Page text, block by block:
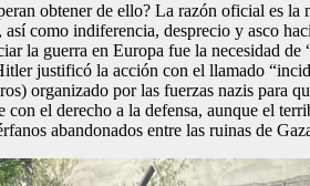
obtener de ello? La razón oficial es
como indiferencia, desprecio y asco
la guerra en Europa fue la necesidad de
justificó la acción con el llamado
organizado por las fuerzas nazis para
el derecho a la defensa, aunque el
abandonados entre las ruinas de